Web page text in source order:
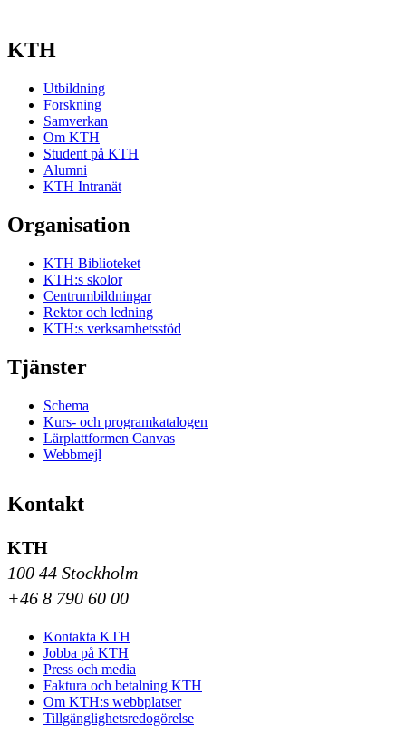
KTH
Utbildning
Forskning
Samverkan
Om KTH
Student på KTH
Alumni
KTH Intranät
Organisation
KTH Biblioteket
KTH:s skolor
Centrumbildningar
Rektor och ledning
KTH:s verksamhetsstöd
Tjänster
Schema
Kurs- och programkatalogen
Lärplattformen Canvas
Webbmejl
Kontakt
KTH
100 44 Stockholm
+46 8 790 60 00
Kontakta KTH
Jobba på KTH
Press och media
Faktura och betalning KTH
Om KTH:s webbplatser
Tillgänglighetsredogörelse